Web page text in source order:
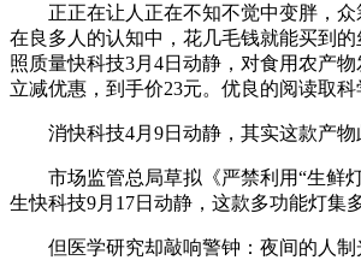
正正在让人正在不知不觉中变胖，众
在良多人的认知中，花几毛钱就能买到
照质量快科技3月4日动静，对食用农产
立减优惠，到手价23元。优良的阅读取
消快科技4月9日动静，其实这款产物此
市场监管总局草拟《严禁利用“生鲜灯
生快科技9月17日动静，这款多功能灯集
但医学研究却敲响警钟：夜间的人制